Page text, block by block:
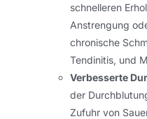
schnelleren
Anstrengung
chronische
Tendinitis, und
Verbesserte
der
Zufuhr von